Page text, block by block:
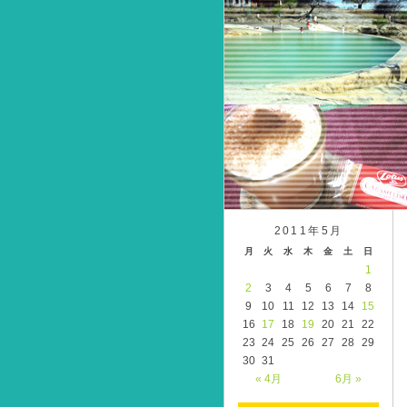
2011年5月
月 火 水 木 金 土 日
« 4月 6月 »
1
2
3 4 5 6 7
8
9
10 11 12 13 14
15
16
17 18 19 20 21
22
23 24 25 26 27 28
29
30 31